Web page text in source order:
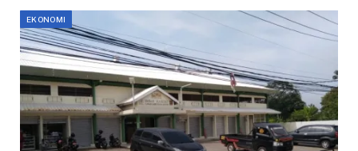
EKONOMI